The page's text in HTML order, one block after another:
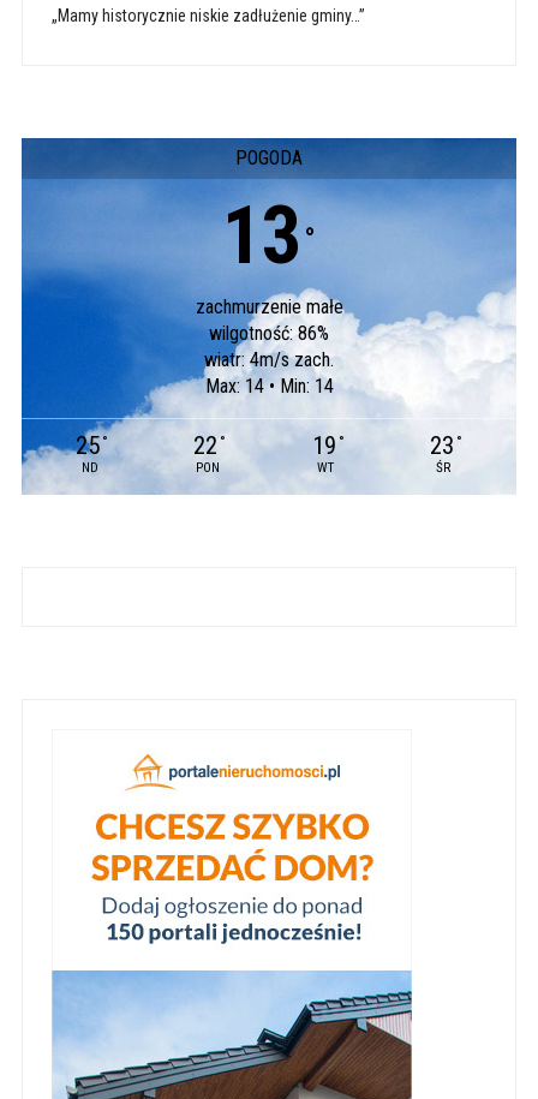
„Mamy historycznie niskie zadłużenie gminy…”
POGODA
13 °
zachmurzenie małe
wilgotność: 86%
wiatr: 4m/s zach.
Max: 14 • Min: 14
25 °
ND
22 °
PON
19 °
WT
23 °
ŚR